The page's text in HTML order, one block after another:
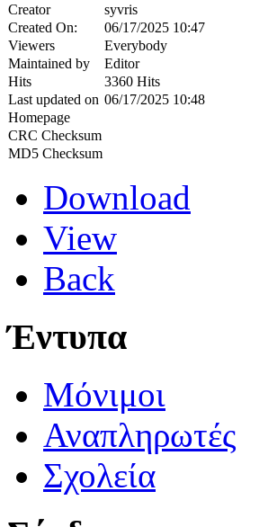
Creator
syvris
Created On:
06/17/2025 10:47
Viewers
Everybody
Maintained by
Editor
Hits
3360 Hits
Last updated on 06/17/2025 10:48
Homepage
CRC Checksum
MD5 Checksum
Download
View
Back
Έντυπα
Μόνιμοι
Αναπληρωτές
Σχολεία